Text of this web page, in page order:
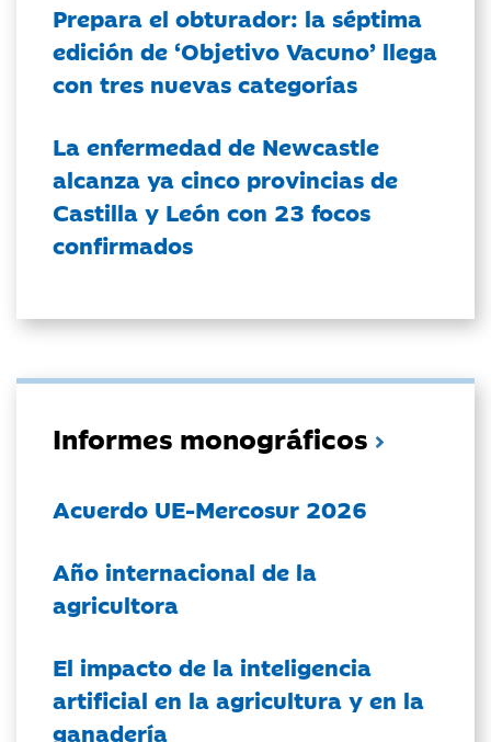
Prepara el obturador: la séptima
edición de ‘Objetivo Vacuno’ llega
con tres nuevas categorías
La enfermedad de Newcastle
alcanza ya cinco provincias de
Castilla y León con 23 focos
confirmados
Informes monográficos
Acuerdo UE-Mercosur 2026
Año internacional de la
agricultora
El impacto de la inteligencia
artificial en la agricultura y en la
ganadería